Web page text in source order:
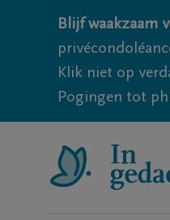
Blijf waakzaam
Klik niet op
Pogingen tot